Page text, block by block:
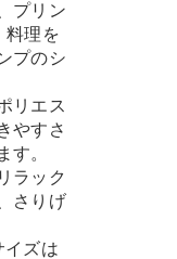
プリン
料理を
プのシ
リエス
やすさ
す。
ラック
さりげ
イズは